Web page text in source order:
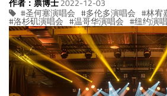
作者：票博士2022-12-03
圣何塞演唱会
多伦多演唱会 林宥
洛杉矶演唱会 温哥华演唱会 纽约演